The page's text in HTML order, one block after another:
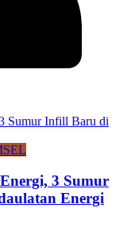
3 Sumur
Energi